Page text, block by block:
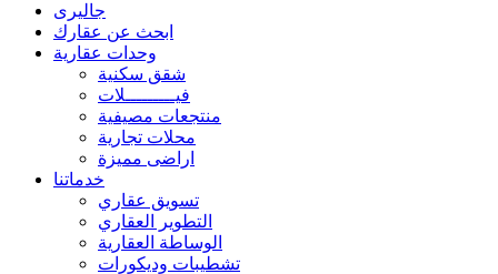
جاليرى
ابحث عن عقارك
وحدات عقارية
شقق سكنية
فيـــــــــلات
منتجعات مصيفية
محلات تجارية
اراضى مميزة
خدماتنا
تسويق عقاري
التطوير العقاري
الوساطة العقارية
تشطيبات وديكورات